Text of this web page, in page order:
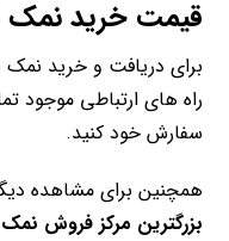
قیمت خرید نمک
برای دریافت و خرید
راه های ارتباطی موجود
سفارش خود کنید.
همچنین برای مشاهده
بزرگترین مرکز فروش